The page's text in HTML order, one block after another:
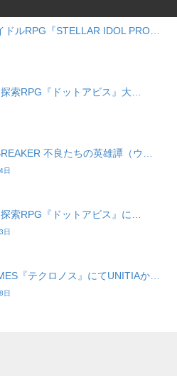
ドルRPG『STELLAR IDOL PRO…
索RPG『ドットアビス』大…
不良たちの英雄譚（ウ…
日
索RPG『ドットアビス』に…
日
『テクロノス』にてUNITIAか…
日